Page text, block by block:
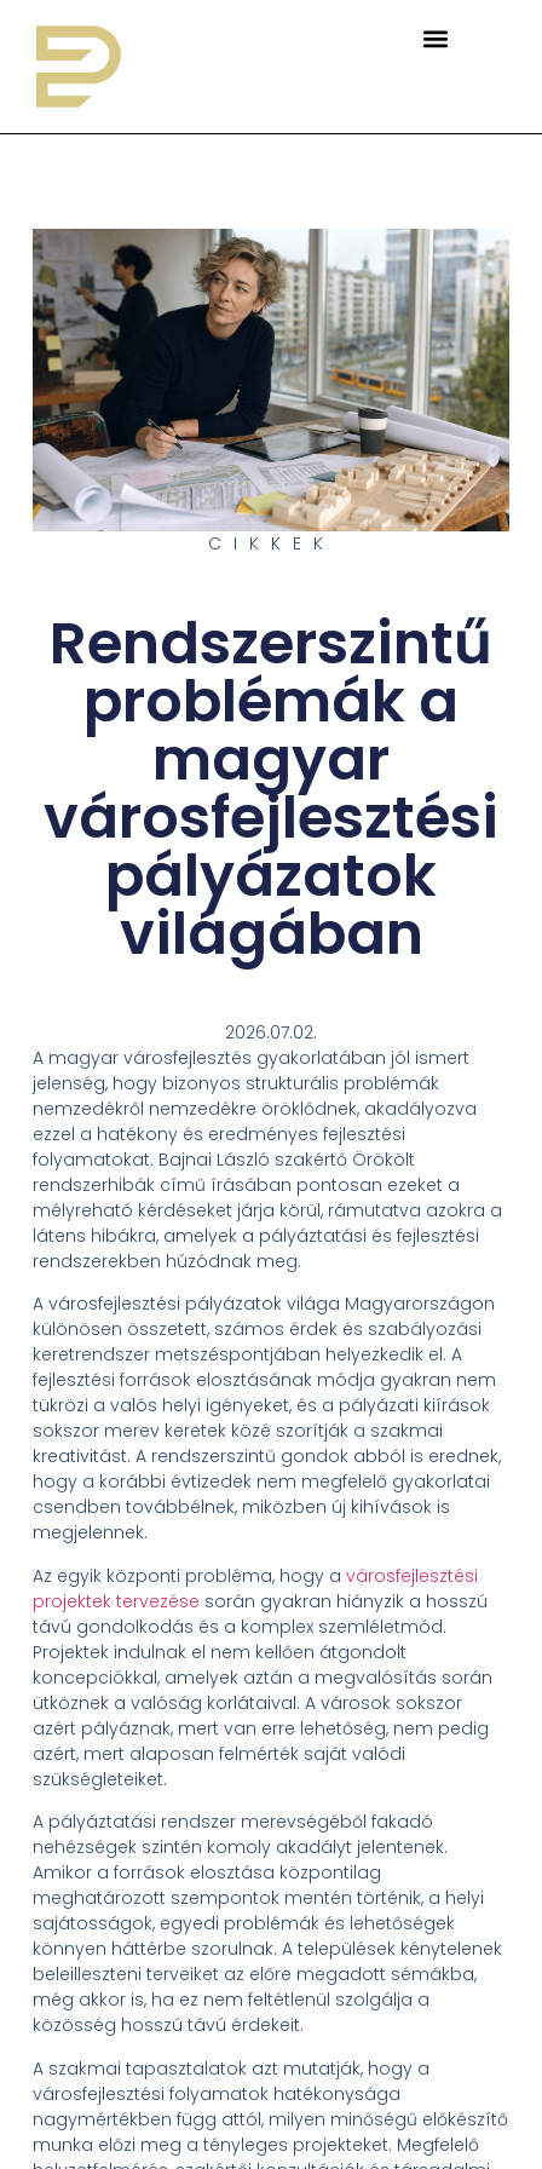
CIKKEK
Rendszerszintű
problémák a
magyar
városfejlesztési
pályázatok
világában
2026.07.02.
A magyar városfejlesztés gyakorlatában jól ismert
jelenség, hogy bizonyos strukturális problémák
nemzedékről nemzedékre öröklődnek, akadályozva
ezzel a hatékony és eredményes fejlesztési
folyamatokat. Bajnai László szakértő Örökölt
rendszerhibák című írásában pontosan ezeket a
mélyreható kérdéseket járja körül, rámutatva azokra a
látens hibákra, amelyek a pályáztatási és fejlesztési
rendszerekben húzódnak meg.
A városfejlesztési pályázatok világa Magyarországon
különösen összetett, számos érdek és szabályozási
keretrendszer metszéspontjában helyezkedik el. A
fejlesztési források elosztásának módja gyakran nem
tükrözi a valós helyi igényeket, és a pályázati kiírások
sokszor merev keretek közé szorítják a szakmai
kreativitást. A rendszerszintű gondok abból is erednek,
hogy a korábbi évtizedek nem megfelelő gyakorlatai
csendben továbbélnek, miközben új kihívások is
megjelennek.
Az egyik központi probléma, hogy a városfejlesztési
projektek tervezése során gyakran hiányzik a hosszú
távú gondolkodás és a komplex szemléletmód.
Projektek indulnak el nem kellően átgondolt
koncepciókkal, amelyek aztán a megvalósítás során
ütköznek a valóság korlátaival. A városok sokszor
azért pályáznak, mert van erre lehetőség, nem pedig
azért, mert alaposan felmérték saját valódi
szükségleteiket.
A pályáztatási rendszer merevségéből fakadó
nehézségek szintén komoly akadályt jelentenek.
Amikor a források elosztása központilag
meghatározott szempontok mentén történik, a helyi
sajátosságok, egyedi problémák és lehetőségek
könnyen háttérbe szorulnak. A települések kénytelenek
beleilleszteni terveiket az előre megadott sémákba,
még akkor is, ha ez nem feltétlenül szolgálja a
közösség hosszú távú érdekeit.
A szakmai tapasztalatok azt mutatják, hogy a
városfejlesztési folyamatok hatékonysága
nagymértékben függ attól, milyen minőségű előkészítő
munka előzi meg a tényleges projekteket. Megfelelő